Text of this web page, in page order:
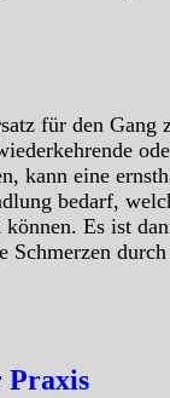
für den Gang
kann eine
bedarf,
Es ist
Schmerzen
Praxis